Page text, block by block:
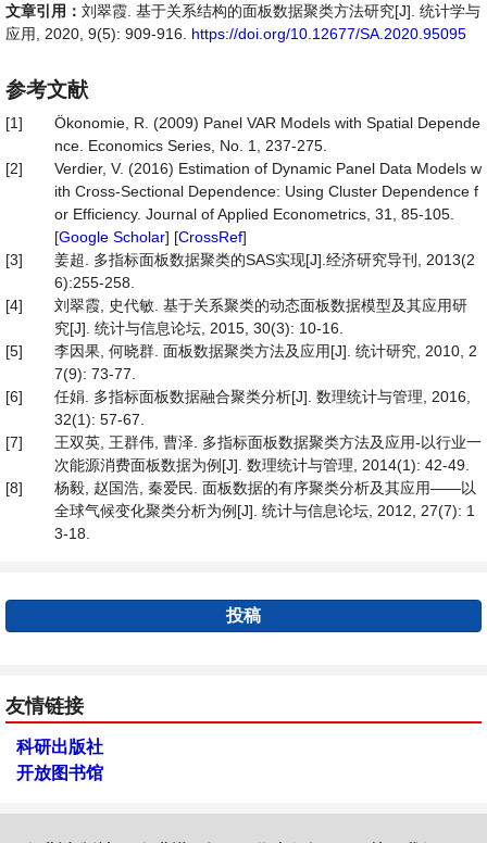
文章引用： 刘翠霞. 基于关系结构的面板数据聚类方法研究[J]. 统计学与
应用, 2020, 9(5): 909-916. https://doi.org/10.12677/SA.2020.95095
参考文献
[1]
Ökonomie, R. (2009) Panel VAR Models with Spatial Depende
nce. Economics Series, No. 1, 237-275.
[2]
Verdier, V. (2016) Estimation of Dynamic Panel Data Models w
ith Cross-Sectional Dependence: Using Cluster Dependence f
or Efficiency. Journal of Applied Econometrics, 31, 85-105.
[Google Scholar] [CrossRef]
[3]
姜超. 多指标面板数据聚类的SAS实现[J].经济研究导刊, 2013(2
6):255-258.
[4]
刘翠霞, 史代敏. 基于关系聚类的动态面板数据模型及其应用研
究[J]. 统计与信息论坛, 2015, 30(3): 10-16.
[5]
李因果, 何晓群. 面板数据聚类方法及应用[J]. 统计研究, 2010, 2
7(9): 73-77.
[6]
任娟. 多指标面板数据融合聚类分析[J]. 数理统计与管理, 2016,
32(1): 57-67.
[7]
王双英, 王群伟, 曹泽. 多指标面板数据聚类方法及应用-以行业一
次能源消费面板数据为例[J]. 数理统计与管理, 2014(1): 42-49.
[8]
杨毅, 赵国浩, 秦爱民. 面板数据的有序聚类分析及其应用——以
全球气候变化聚类分析为例[J]. 统计与信息论坛, 2012, 27(7): 1
3-18.
投稿
友情链接
科研出版社
开放图书馆